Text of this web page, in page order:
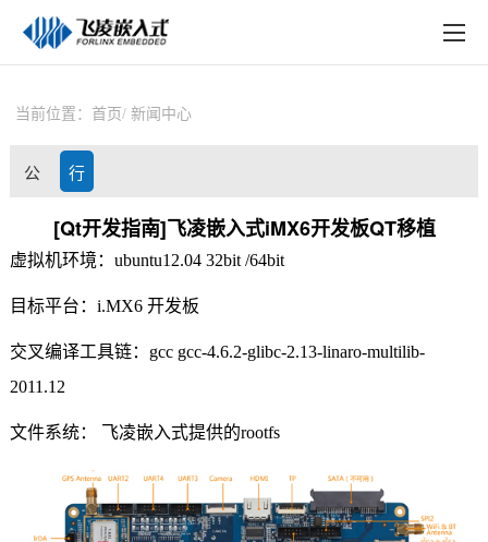
技术与支持
在线文档
天猫商城
淘宝商城
新闻中心
技术论坛
在线购买
当前位置： 首页 新闻中心
公
动
态
行
业
资
讯
[Qt开发指南]飞凌嵌入式iMX6开发板QT移植
虚拟机环境： ubuntu12.04 32bit /64bit
目标平台： i.MX6 开发板
交叉编译工具链： gcc gcc-4.6.2-glibc-2.13-linaro-multilib-
2011.12
文件系统： 飞凌嵌入式提供的rootfs